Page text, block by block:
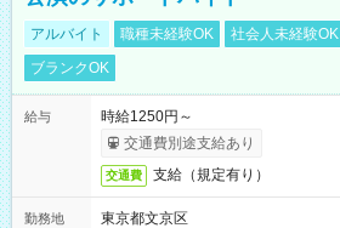
アルバイト 職種未経験OK 社会人未経験OK
ブランクOK
給与
時給1250円～
交通費別途支給あり
交通費 支給（規定有り）
勤務地
東京都文京区